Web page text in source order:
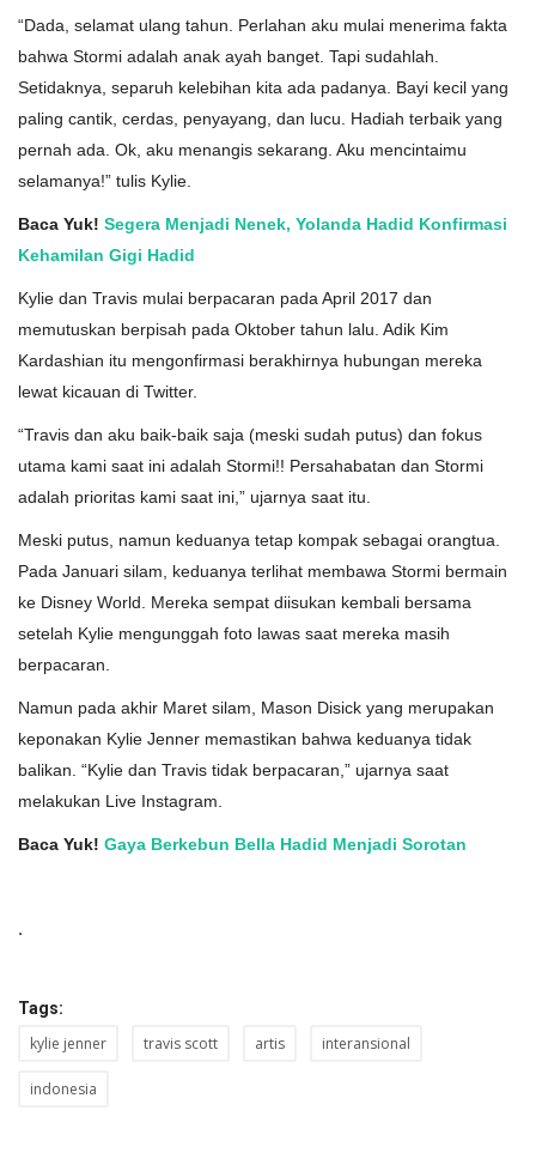
“Dada, selamat ulang tahun. Perlahan aku mulai menerima fakta
bahwa Stormi adalah anak ayah banget. Tapi sudahlah.
Setidaknya, separuh kelebihan kita ada padanya. Bayi kecil yang
paling cantik, cerdas, penyayang, dan lucu. Hadiah terbaik yang
pernah ada. Ok, aku menangis sekarang. Aku mencintaimu
selamanya!” tulis Kylie.
Baca Yuk! Segera Menjadi Nenek, Yolanda Hadid Konfirmasi
Kehamilan Gigi Hadid
Kylie dan Travis mulai berpacaran pada April 2017 dan
memutuskan berpisah pada Oktober tahun lalu. Adik Kim
Kardashian itu mengonfirmasi berakhirnya hubungan mereka
lewat kicauan di Twitter.
“Travis dan aku baik-baik saja (meski sudah putus) dan fokus
utama kami saat ini adalah Stormi!! Persahabatan dan Stormi
adalah prioritas kami saat ini,” ujarnya saat itu.
Meski putus, namun keduanya tetap kompak sebagai orangtua.
Pada Januari silam, keduanya terlihat membawa Stormi bermain
ke Disney World. Mereka sempat diisukan kembali bersama
setelah Kylie mengunggah foto lawas saat mereka masih
berpacaran.
Namun pada akhir Maret silam, Mason Disick yang merupakan
keponakan Kylie Jenner memastikan bahwa keduanya tidak
balikan. “Kylie dan Travis tidak berpacaran,” ujarnya saat
melakukan Live Instagram.
Baca Yuk! Gaya Berkebun Bella Hadid Menjadi Sorotan
.
Tags:
kylie jenner travis scott artis interansional
indonesia